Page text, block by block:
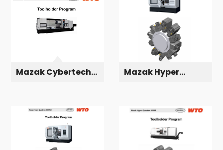
Mazak Cybertech
Mazak Hyper